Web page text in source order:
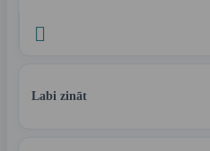

Labi zināt